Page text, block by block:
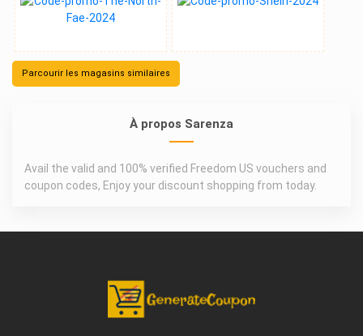
Parcourir les magasins similaires
À propos Sarenza
Avail the valid and 100% verified Freedom US vouchers and
coupon codes, Enjoy your discount shopping from today.